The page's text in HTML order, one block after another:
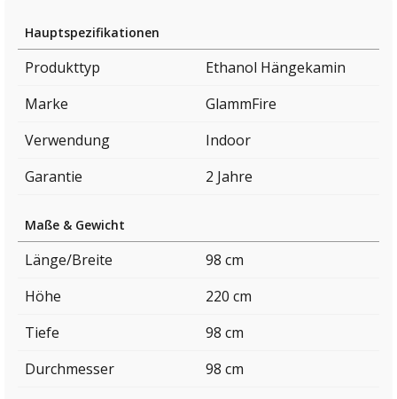
Hauptspezifikationen
Produkttyp
Ethanol Hängekamin
Marke
GlammFire
Verwendung
Indoor
Garantie
2 Jahre
Maße & Gewicht
Länge/Breite
98 cm
Höhe
220 cm
Tiefe
98 cm
Durchmesser
98 cm